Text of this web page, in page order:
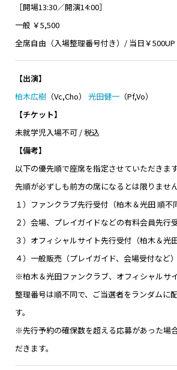
［開場13:30／開演14:00］
一般 ￥5,500
全席自由（入場整理番号付き）/ 当日￥500UP
【出演】
柏木広樹（Vc,Cho） 光田健一（Pf,Vo）
【チケット】
未就学児入場不可 / 税込
【備考】
以下の優先順で座席を指定させていただきま
先順が必ずしも前方の席になるとは限りません
１）ファンクラブ先行受付（柏木＆光田 順不
２）会場、プレイガイドなどの有料会員先行
３）オフィシャルサイト先行受付（柏木＆光田
４）一般販売（プレイガイド、会場受付など）
※柏木＆光田ファンクラブ、オフィシャルサ
整理番号は順不同で、ご当選者をランダムに
す。
※先行予約の確保数を超える応募があった場
だきます。